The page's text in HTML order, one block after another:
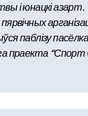
і юнацкі азарт.
паблізу
праекта